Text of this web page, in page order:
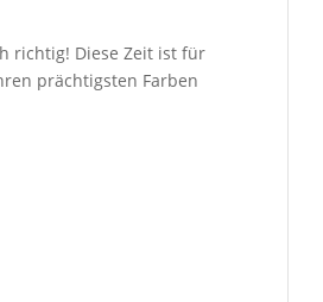
richtig! Diese Zeit ist für
prächtigsten Farben